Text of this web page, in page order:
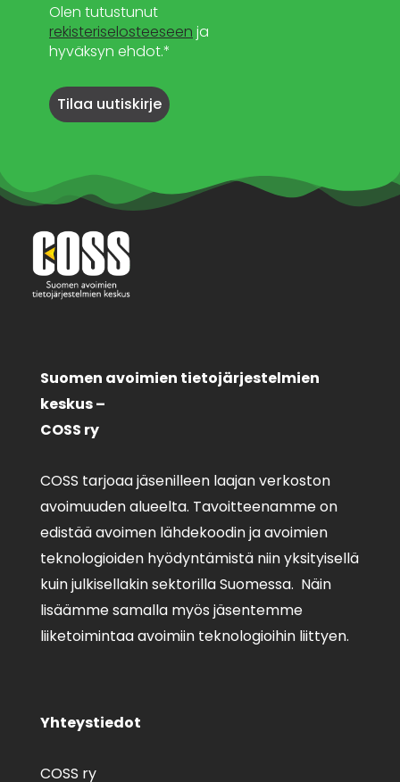
Olen tutustunut
rekisteriselosteeseen ja
hyväksyn ehdot.*
Suomen avoimien tietojärjestelmien
keskus –
COSS ry
COSS tarjoaa jäsenilleen laajan verkoston
avoimuuden alueelta. Tavoitteenamme on
edistää avoimen lähdekoodin ja avoimien
teknologioiden hyödyntämistä niin yksityisellä
kuin julkisellakin sektorilla Suomessa. Näin
lisäämme samalla myös jäsentemme
liiketoimintaa avoimiin teknologioihin liittyen.
Yhteystiedot
COSS ry